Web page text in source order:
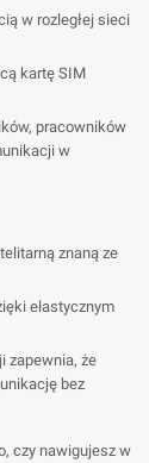
w rozległej sieci
kartę SIM
pracowników
w
znaną ze
elastycznym
zapewnia, że
bez
czy nawigujesz w